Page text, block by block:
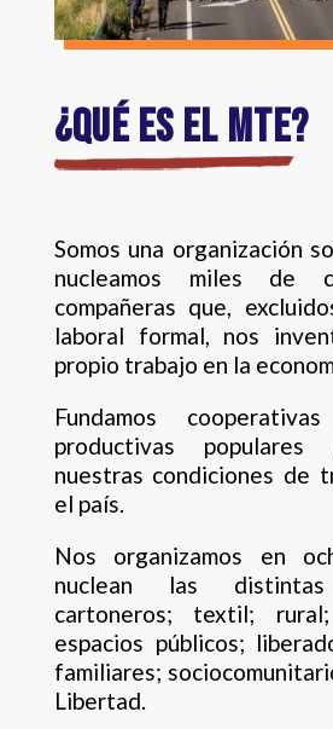
¿QUÉ ES EL MTE?
Somos una organización
nucleamos miles de
compañeras que,
laboral formal, nos
propio trabajo en la
Fundamos
productivas populares
nuestras condiciones de
el país.
Nos organizamos en
nuclean las distintas
cartoneros; textil; rural;
espacios públicos;
familiares;
Libertad.